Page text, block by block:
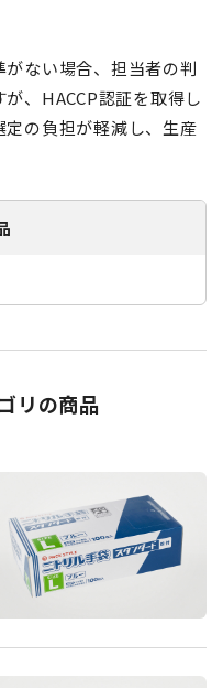
ない場合、担当者の判
、HACCP認証を取得し
の負担が軽減し、生産
リの商品